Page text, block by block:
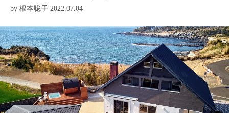
by 根本聡子 2022.07.04